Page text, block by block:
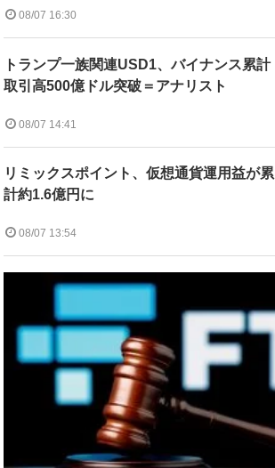
08/07 16:30
トランプ一族関連USD1、バイナンス累計
取引高500億ドル突破＝アナリスト
08/07 14:41
リミックスポイント、仮想通貨運用益が累
計約1.6億円に
08/07 13:54